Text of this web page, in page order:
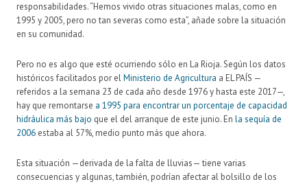
responsabilidades. “Hemos vivido otras situaciones malas, como en
1995 y 2005, pero no tan severas como esta”, añade sobre la situación
en su comunidad.
Pero no es algo que esté ocurriendo sólo en La Rioja. Según los datos
históricos facilitados por elMinisterio de Agricultura a EL PAÍS —
referidos a la semana 23 de cada año desde 1976 y hasta este 2017—,
hay que remontarse a 1995 para encontrar un porcentaje de capacidad
hidráulica más bajo que el del arranque de este junio. En la sequía de
2006 estaba al 57%, medio punto más que ahora.
Esta situación —derivada de la falta de lluvias— tiene varias
consecuencias y algunas, también, podrían afectar al bolsillo de los